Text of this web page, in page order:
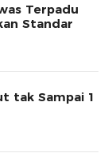
Terpadu
Standar
tak Sampai 1